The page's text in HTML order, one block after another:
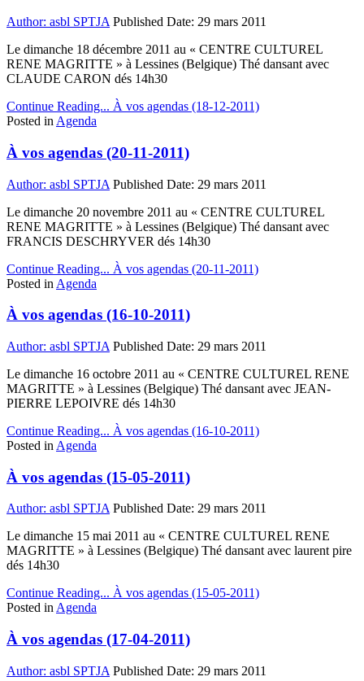
Author: asbl SPTJA Published Date: 29 mars 2011
Le dimanche 18 décembre 2011 au « CENTRE CULTUREL
RENE MAGRITTE » à Lessines (Belgique) Thé dansant avec
CLAUDE CARON dés 14h30
Continue Reading... À vos agendas (18-12-2011)
Posted in Agenda
À vos agendas (20-11-2011)
Author: asbl SPTJA Published Date: 29 mars 2011
Le dimanche 20 novembre 2011 au « CENTRE CULTUREL
RENE MAGRITTE » à Lessines (Belgique) Thé dansant avec
FRANCIS DESCHRYVER dés 14h30
Continue Reading... À vos agendas (20-11-2011)
Posted in Agenda
À vos agendas (16-10-2011)
Author: asbl SPTJA Published Date: 29 mars 2011
Le dimanche 16 octobre 2011 au « CENTRE CULTUREL RENE
MAGRITTE » à Lessines (Belgique) Thé dansant avec JEAN-
PIERRE LEPOIVRE dés 14h30
Continue Reading... À vos agendas (16-10-2011)
Posted in Agenda
À vos agendas (15-05-2011)
Author: asbl SPTJA Published Date: 29 mars 2011
Le dimanche 15 mai 2011 au « CENTRE CULTUREL RENE
MAGRITTE » à Lessines (Belgique) Thé dansant avec laurent pire
dés 14h30
Continue Reading... À vos agendas (15-05-2011)
Posted in Agenda
À vos agendas (17-04-2011)
Author: asbl SPTJA Published Date: 29 mars 2011